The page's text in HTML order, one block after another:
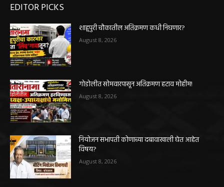
EDITOR PICKS
शाहूपुरी चौकातील अतिक्रमण कधी निघणार?
August 8, 2026
गोडोलीत सोमवारपासून अतिक्रमण हटाव मोहीम!
August 8, 2026
नियोजन सभापती कोणाच्या दबावाखाली घेत आहेत
विषय?
August 8, 2026